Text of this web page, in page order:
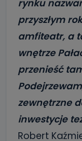
rynku
przyszłym
amfiteatr, a
wnętrze
przenieść
zewnętrzne
inwestycje
Robert